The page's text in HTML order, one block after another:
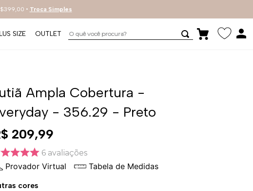
• Troca Simples
SIZE OUTLET O quê você procura?
Ampla Cobertura -
- 356.29 - Preto
209,99
6 avaliações
Provador Virtual Tabela de Medidas
cores